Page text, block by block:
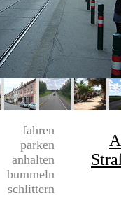
fahren
parken
anhalten
bummeln
schlittern